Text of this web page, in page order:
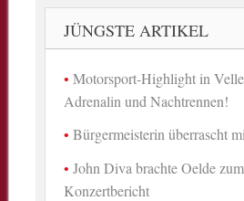
JÜNGSTE ARTIKEL
Motorsport-Highlight in
Adrenalin und Nachtrennen!
Bürgermeisterin überrascht
John Diva brachte Oelde
Konzertbericht